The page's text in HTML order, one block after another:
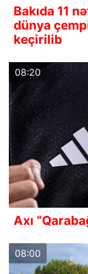
Bakıda 11
dünya
keçirilib
08:20
Axı
08:00